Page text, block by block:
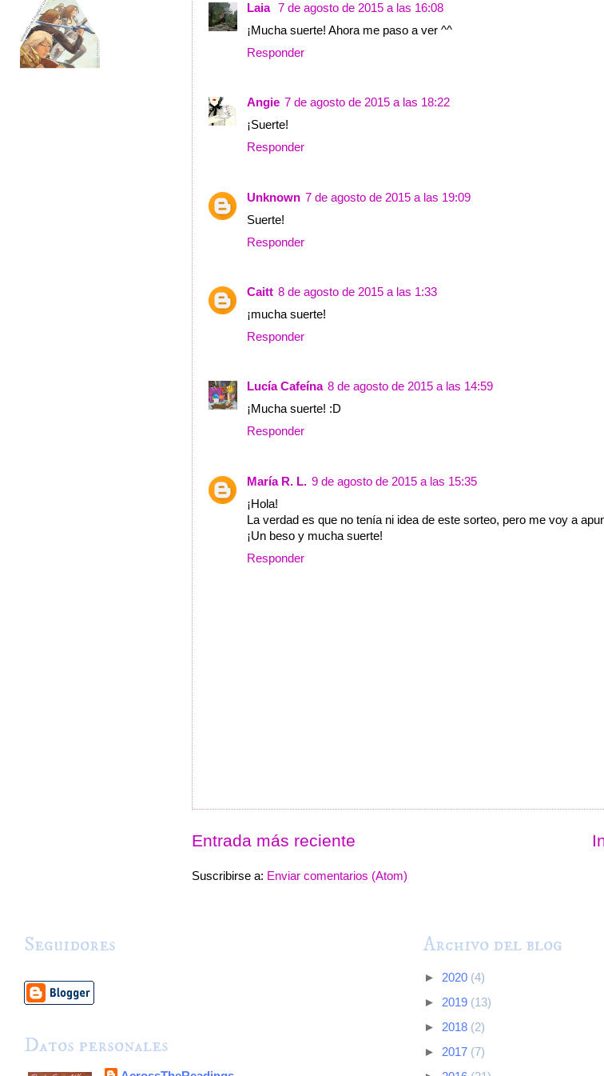
Laia 7 de agosto de 2015 a las 16:08
¡Mucha suerte! Ahora me paso a ver ^^
Responder
Angie 7 de agosto de 2015 a las 18:22
¡Suerte!
Responder
Unknown 7 de agosto de 2015 a las 19:09
Suerte!
Responder
Caitt 8 de agosto de 2015 a las 1:33
¡mucha suerte!
Responder
Lucía Cafeína 8 de agosto de 2015 a las 14:59
¡Mucha suerte! :D
Responder
María R. L. 9 de agosto de 2015 a las 15:35
¡Hola!
La verdad es que no tenía ni idea de este sorteo, pero me voy a
¡Un beso y mucha suerte!
Responder
Entrada más reciente
Suscribirse a: Enviar comentarios (Atom)
Seguidores
Datos personales
Archivo del blog
► 2020 (4)
► 2019 (13)
► 2018 (2)
► 2017 (7)